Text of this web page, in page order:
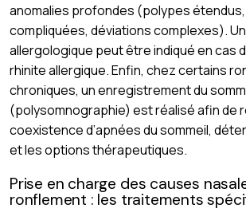
anomalies profondes (polypes
compliquées, déviations complexes).
allergologique peut être indiqué en cas
rhinite allergique. Enfin, chez certains
chroniques, un enregistrement du
(polysomnographie) est réalisé afin de
coexistence d’apnées du sommeil,
et les options thérapeutiques.
Prise en charge des causes
ronflement : les traitements